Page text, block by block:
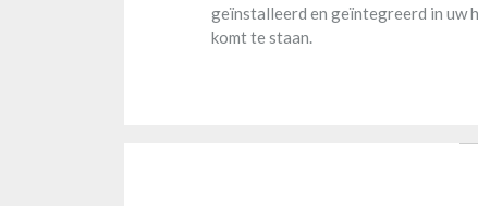
geïnstalleerd en geïntegreerd in uw
komt te staan.